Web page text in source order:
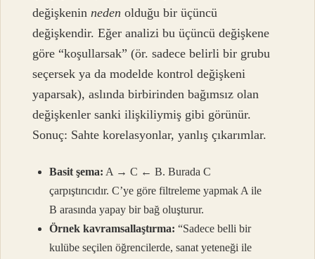
değişkenin neden olduğu bir üçüncü
değişkendir. Eğer analizi bu üçüncü değişkene
göre “koşullarsak” (ör. sadece belirli bir grubu
seçersek ya da modelde kontrol değişkeni
yaparsak), aslında birbirinden bağımsız olan
değişkenler sanki ilişkiliymiş gibi görünür.
Sonuç: Sahte korelasyonlar, yanlış çıkarımlar.
Basit şema: A → C ← B. Burada C
çarpıştırıcıdır. C’ye göre filtreleme yapmak A ile
B arasında yapay bir bağ oluşturur.
Örnek kavramsallaştırma: “Sadece belli bir
kulübe seçilen öğrencilerde, sanat yeteneği ile